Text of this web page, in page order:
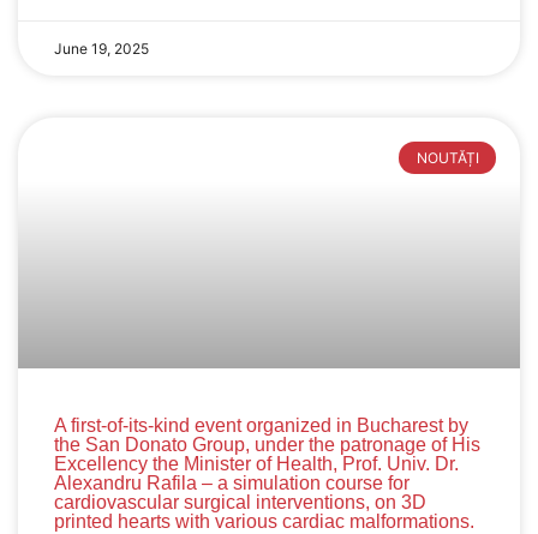
June 19, 2025
NOUTĂȚI
A first-of-its-kind event organized in Bucharest by
the San Donato Group, under the patronage of His
Excellency the Minister of Health, Prof. Univ. Dr.
Alexandru Rafila – a simulation course for
cardiovascular surgical interventions, on 3D
printed hearts with various cardiac malformations.